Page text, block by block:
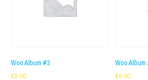
Woo Album #3
£9.00
Woo Album
£9.00